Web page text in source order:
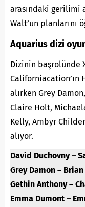
arasındaki gerilimi
Walt’un planlarını
Aquarius dizi
Dizinin başrolünde X
Californiacation’ın
alırken Grey
Claire Holt,
Kelly, Ambyr
alıyor.
David Duchovny –
Grey Damon –
Gethin Anthony –
Emma Dumont –